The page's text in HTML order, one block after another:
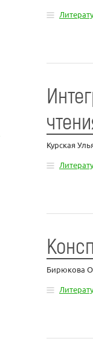
Курская
Бирюкова